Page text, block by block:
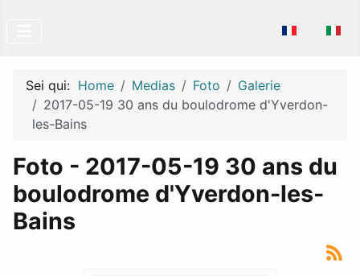
Seleziona la
Sei qui: Home Medias Foto
Galerie
2017-05-19 30 ans du boulodrome d'Yverdon-
les-Bains
Foto - 2017-05-19 30 ans du
boulodrome d'Yverdon-les-
Bains